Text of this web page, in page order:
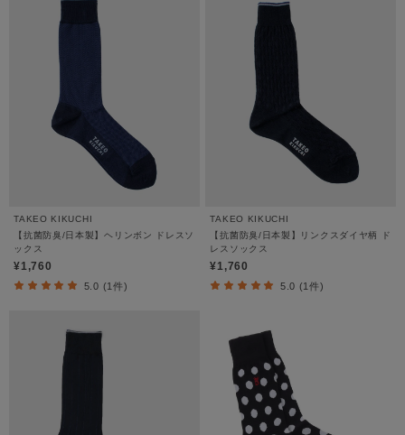
TAKEO KIKUCHI
【抗菌防臭/日本製】ヘリンボン ドレスソ
ックス
¥1,760
5.0 (1件)
TAKEO KIKUCHI
【抗菌防臭/日本製】リンクスダイヤ柄 ド
レスソックス
¥1,760
5.0 (1件)